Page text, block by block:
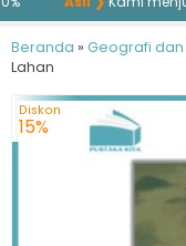
Beranda » Geografi
Lahan
Diskon
15%